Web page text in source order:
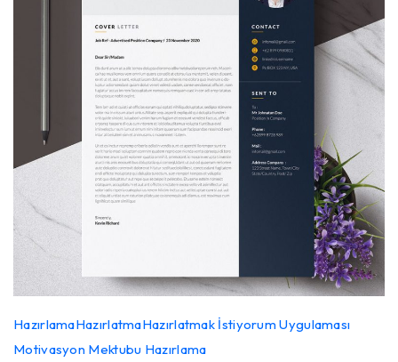
HazırlamaHazırlatmaHazırlatmak İstiyorum Uygulaması
Motivasyon Mektubu Hazırlama